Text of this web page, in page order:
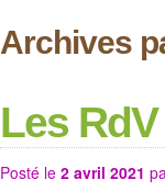
Archives
Les
Posté le 2 avril 2021